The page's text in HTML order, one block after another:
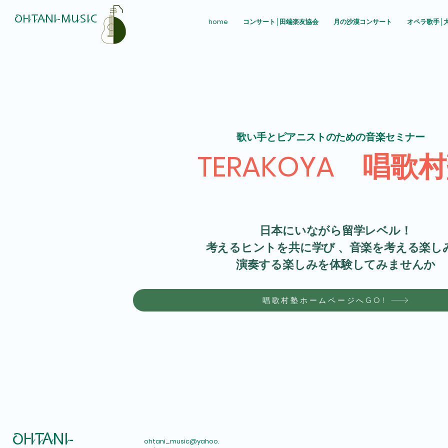
​OHTANI-MUSIC home コンサート│田端楽友協会 月の沙漠コンサート オペラ歌手│
​TERAKOYA 唱歌
​歌い手とピアニストのための音楽セミナー
日本にいながら留学レベル！
考えるヒントを共に学び 、音楽を考える楽し
演奏する楽しみを体験してみませんか
唱歌村塾ホームページへGO!
​OHTANI-
ohtani_music@yahoo.